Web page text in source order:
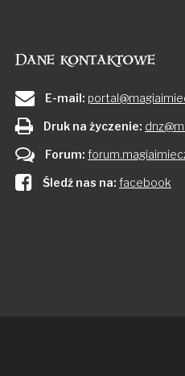
Dane kontaktowe
E-mail:
Druk na życzenie:
Forum:
Śledź nas na: facebook